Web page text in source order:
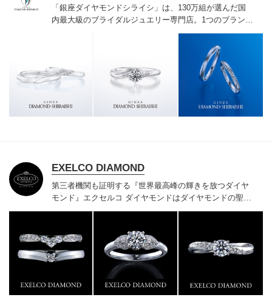
「銀座ダイヤモンドシライシ」は、130万組が選んだ国
内最大級のブライダルジュエリー専門店。1つのブランド
では国内最大級の700種類以上の豊富なデザインを取り
揃え、ふたりの「似合う」と「好き」を同時に叶えた満
足の選択ができる指輪をご提案しています。多くのお客
様にご満足いただけている、一生身に着けるための指輪
のクオリティや購入後のアフターサービスをぜひ一度店
頭でお確かめください。
EXELCO DIAMOND
第三者機関も証明する『世界最高峰の輝きを放つダイヤ
モンド』 エクセルコ ダイヤモンドはダイヤモンドの聖地
ベルギー発祥で200年以上の歴史がある真のカッターズ
門店としてリングのデザインや品質にもこだわっていま
す。おふたりに本物の輝きを一生身に着けていただきた
い想いで「ヴァージン・ダイヤモンド」「ハードプラチ
ナ」「保証内容」にこだわっています。